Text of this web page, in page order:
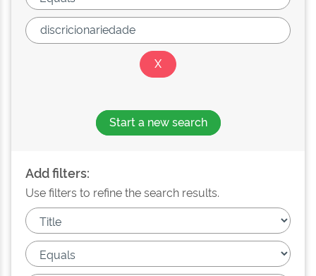
Start a new search
Add filters:
Use filters to refine the search results.